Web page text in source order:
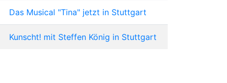
Das Musical "Tina" jetzt in Stuttgart
Kunscht! mit Steffen König in Stuttgart